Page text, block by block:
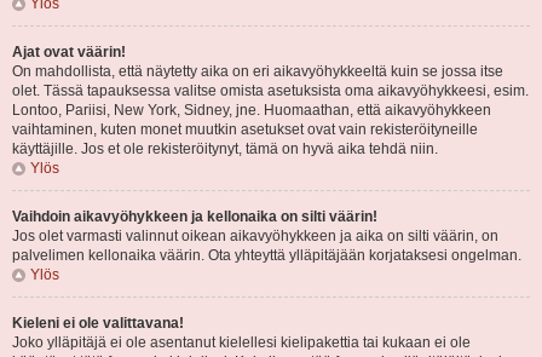
Ylös
Ajat ovat väärin!
On mahdollista, että näytetty aika on eri aikavyöhykkeeltä kuin se jossa itse
olet. Tässä tapauksessa valitse omista asetuksista oma aikavyöhykkeesi, esim.
Lontoo, Pariisi, New York, Sidney, jne. Huomaathan, että aikavyöhykkeen
vaihtaminen, kuten monet muutkin asetukset ovat vain rekisteröityneille
käyttäjille. Jos et ole rekisteröitynyt, tämä on hyvä aika tehdä niin.
Ylös
Vaihdoin aikavyöhykkeen ja kellonaika on silti väärin!
Jos olet varmasti valinnut oikean aikavyöhykkeen ja aika on silti väärin, on
palvelimen kellonaika väärin. Ota yhteyttä ylläpitäjään korjataksesi ongelman.
Ylös
Kieleni ei ole valittavana!
Joko ylläpitäjä ei ole asentanut kielellesi kielipakettia tai kukaan ei ole